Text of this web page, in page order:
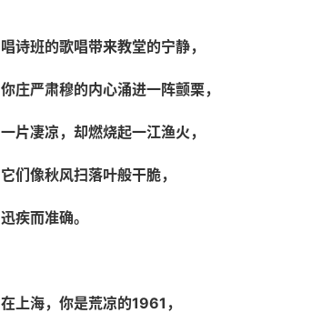
唱诗班的歌唱带来教堂的宁静，
你庄严肃穆的内心涌进一阵颤栗，
一片凄凉，却燃烧起一江渔火，
它们像秋风扫落叶般干脆，
迅疾而准确。
在上海，你是荒凉的1961，